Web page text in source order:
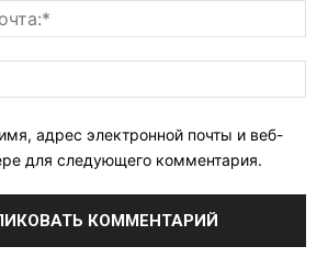
адрес электронной почты и веб-
для следующего комментария.